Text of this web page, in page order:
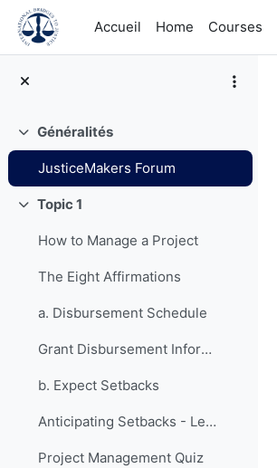
Passer au contenu principal
Accueil
Home Courses
Replier
Généralités
JusticeMakers Forum
Replier
Topic 1
How to Manage a Project
The Eight Affirmations
a. Disbursement Schedule
Grant Disbursement Information
b. Expect Setbacks
Anticipating Setbacks - Lessons from Previous Fellows
Project Management Quiz